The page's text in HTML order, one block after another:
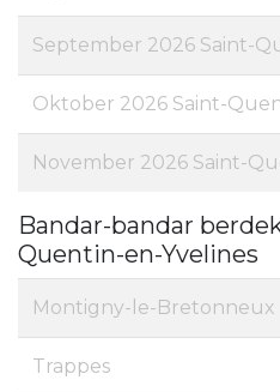
September 2026 Saint-
Oktober 2026 Saint-
November 2026 Saint-
Bandar-bandar
Quentin-en-Yvelines
Montigny-le-Bretonneux
Trappes